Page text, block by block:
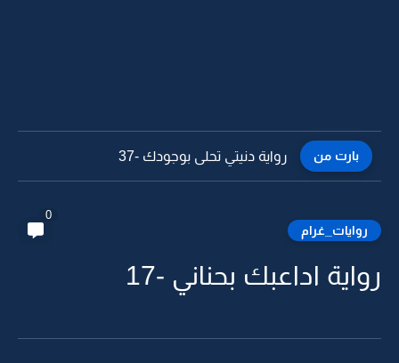
بارت من رواية دنيتي تحلى بوجودك -36
روايات_غرام
0
رواية اداعبك بحناني -17